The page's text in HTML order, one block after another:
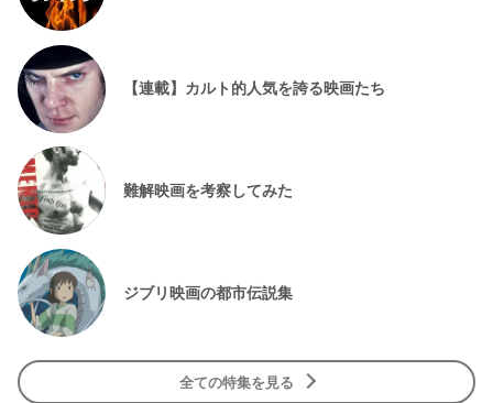
【連載】カルト的人気を誇る映画たち
難解映画を考察してみた
ジブリ映画の都市伝説集
全ての特集を見る